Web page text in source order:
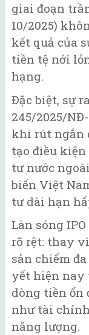
giai đoạn
10/2025)
kết quả của
tiền tệ nới
hạng.
Đặc biệt, sự
245/2025/
khi rút ngắn
tạo điều
tư nước
biến Việt
tư dài hạn
Làn sóng
rõ rệt: thay
sản chiếm
yết hiện nay
dòng tiền ổn
như tài
năng lượng.